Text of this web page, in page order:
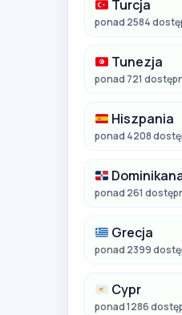
Turcja
ponad 2584
Tunezja
ponad 721
Hiszpania
ponad 4208
ponad 261
Grecja
ponad 2399
Cypr
ponad 1286